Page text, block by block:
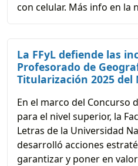
con celular. Más info en la
La FFyL defiende las
Profesorado de
Titularización 2025 del
En el marco del Concurso
para el nivel superior, la
Letras de la Universidad
desarrolló acciones
garantizar y poner en